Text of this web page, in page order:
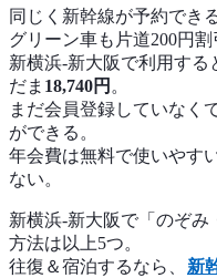
同じく新幹線が予約でき
グリーン車も片道200円割
新横浜-新大阪で利用する
だま 18,740円 。
まだ会員登録していなく
ができる。
年会費は無料で使いやす
ない。
新横浜-新大阪で「のぞみ
方法は以上5つ。
往復＆宿泊するなら、
新